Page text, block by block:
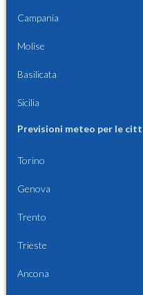
Campania
Molise
Basilicata
Sicilia
Previsioni meteo per le
Torino
Genova
Trento
Trieste
Ancona